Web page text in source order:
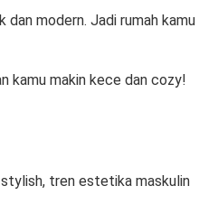
dan modern. Jadi rumah kamu
kamu makin kece dan cozy!
tren estetika maskulin